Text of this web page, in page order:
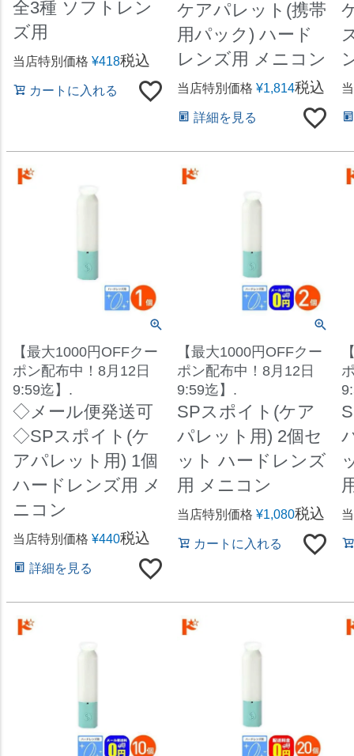
全3種 ソフトレン
ズ用
当店特別価格 ¥418税込
カートに入れる
ケアパレット(携帯
用パック) ハード
レンズ用 メニコン
当店特別価格 ¥1,814税込
詳細を見る
【最大1000円OFFクー
ポン配布中！8月12日
9:59迄】.
◇メール便発送可
◇SPスポイト(ケ
アパレット用) 1個
ハードレンズ用 メ
ニコン
当店特別価格 ¥440税込
詳細を見る
【最大1000円OFFクー
ポン配布中！8月12日
9:59迄】.
SPスポイト(ケア
パレット用) 2個セ
ット ハードレンズ
用 メニコン
当店特別価格 ¥1,080税込
カートに入れる